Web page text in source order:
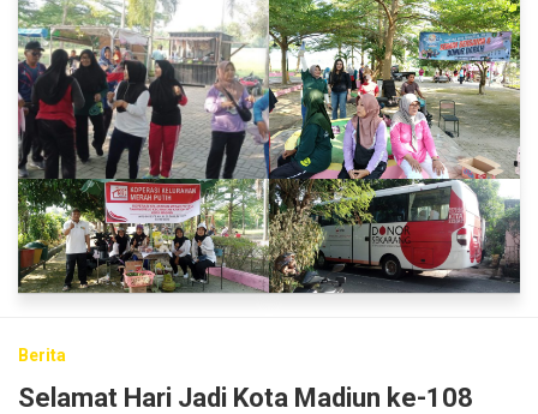
Berita
Selamat Hari Jadi Kota Madiun ke-108